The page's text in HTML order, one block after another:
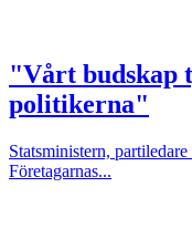
"Vårt budskap
politikerna"
Statsministern,
Företagarnas...